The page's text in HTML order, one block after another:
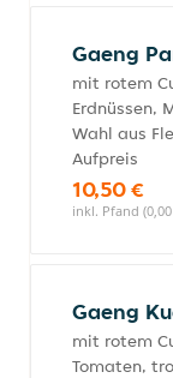
Gaeng
mit rotem
Erdnüssen,
Wahl aus
Aufpreis
10,50 €
inkl. Pfand
Gaeng
mit rotem
Tomaten,